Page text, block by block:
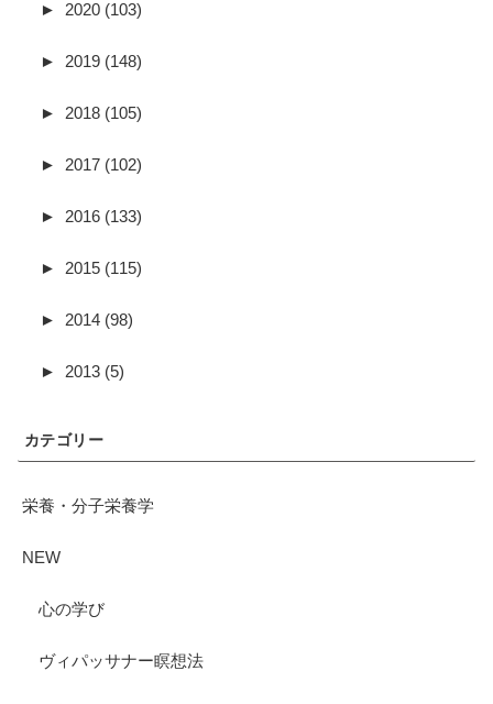
► 2020 (103)
► 2019 (148)
► 2018 (105)
► 2017 (102)
► 2016 (133)
► 2015 (115)
► 2014 (98)
► 2013 (5)
カテゴリー
栄養・分子栄養学
NEW
心の学び
ヴィパッサナー瞑想法